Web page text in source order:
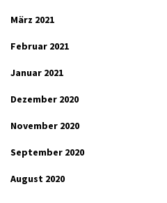
März 2021
Februar 2021
Januar 2021
Dezember 2020
November 2020
September 2020
August 2020